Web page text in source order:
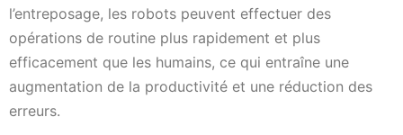
l’entreposage, les robots peuvent effectuer des
opérations de routine plus rapidement et plus
efficacement que les humains, ce qui entraîne une
augmentation de la productivité et une réduction des
erreurs.